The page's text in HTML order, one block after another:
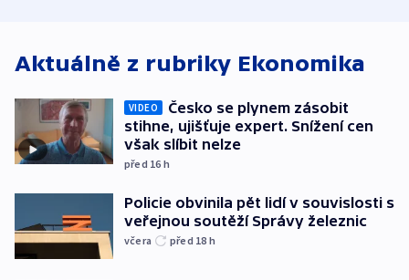
Aktuálně z rubriky Ekonomika
VIDEO
Česko se plynem zásobit
stihne, ujišťuje expert. Snížení cen
však slíbit nelze
před 16 h
Policie obvinila pět lidí v souvislosti s
veřejnou soutěží Správy železnic
včera před 18 h